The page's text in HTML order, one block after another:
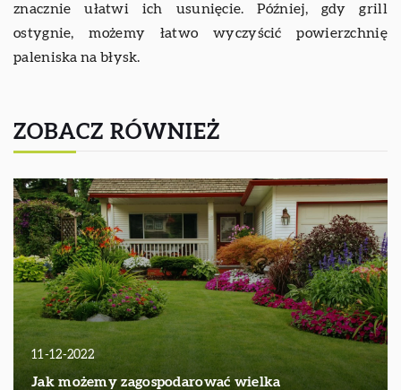
znacznie ułatwi ich usunięcie. Później, gdy grill
ostygnie, możemy łatwo wyczyścić powierzchnię
paleniska na błysk.
ZOBACZ RÓWNIEŻ
11-12-2022
Jak możemy zagospodarować wielka